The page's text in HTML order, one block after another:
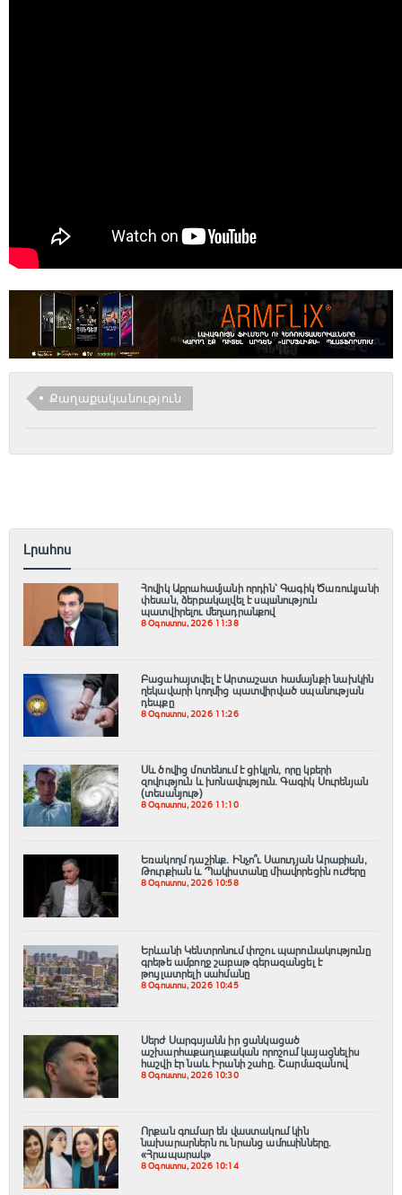
Քաղաքականություն
Լրահոս
Հովիկ Աբրահամյանի որդին՝ Գագիկ Ծառուկյանի
փեսան, ձերբակալվել է սպшնություն
պատվիրելու մեղադրանքով
8 Օգոստոս, 2026 11:38
Բացահայտվել է Արտաշատ համայնքի նախկին
ղեկավարի կողմից պատվիրված սպանության
դեպքը
8 Օգոստոս, 2026 11:26
Սև ծովից մոտենում է ցիկլոն, որը կբերի
զովություն և խոնավություն․ Գագիկ Սուրենյան
(տեսանյութ)
8 Օգոստոս, 2026 11:10
Եռակողմ դաշինք․ Ինչո՞ւ Սաուդյան Արաբիան,
Թուրքիան և Պակիստանը միավորեցին ուժերը
8 Օգոստոս, 2026 10:58
Երևանի Կենտրոնում փոշու պարունակությունը
գրեթե ամբողջ շաբաթ գերազանցել է
թույլատրելի սահմանը
8 Օգոստոս, 2026 10:45
Սերժ Սարգսյանն իր ցանկացած
աշխարհաքաղաքական որոշում կայացնելիս
հաշվի էր նաև Իրանի շահը. Շարմազանով
8 Օգոստոս, 2026 10:30
Որքան գումար են վաստակում կին
նախարարներն ու նրանց ամուսինները.
«Հրապարակ»
8 Օգոստոս, 2026 10:14